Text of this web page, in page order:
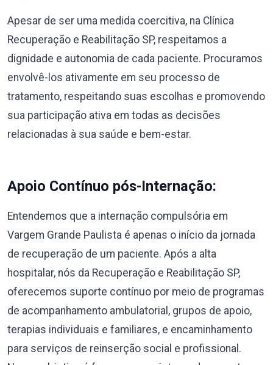
Apesar de ser uma medida coercitiva, na Clínica
Recuperação e Reabilitação SP, respeitamos a
dignidade e autonomia de cada paciente. Procuramos
envolvê-los ativamente em seu processo de
tratamento, respeitando suas escolhas e promovendo
sua participação ativa em todas as decisões
relacionadas à sua saúde e bem-estar.
Apoio Contínuo pós-Internação:
Entendemos que a internação compulsória em
Vargem Grande Paulista é apenas o início da jornada
de recuperação de um paciente. Após a alta
hospitalar, nós da Recuperação e Reabilitação SP,
oferecemos suporte contínuo por meio de programas
de acompanhamento ambulatorial, grupos de apoio,
terapias individuais e familiares, e encaminhamento
para serviços de reinserção social e profissional.